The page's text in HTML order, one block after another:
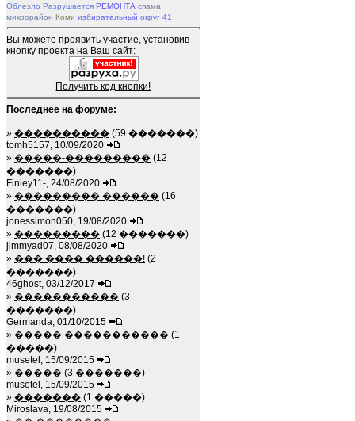
Облезло Разрушается РЕМОНТА спама
микрорайон Коми избирательный округ 41
Вы можете проявить участие, установив
кнопку проекта на Ваш сайт:
Получить код кнопки!
Последнее на форуме:
» ���������� (59 �������)
tomh5157, 10/09/2020
» �����-��������� (12
�������)
Finley11-, 24/08/2020
» ��������� ������ (16
�������)
jonessimon050, 19/08/2020
» ��������� (12 �������)
jimmyad07, 08/08/2020
» ��� ���� ������! (2
�������)
46ghost, 03/12/2017
» ����������� (3
�������)
Germanda, 01/10/2015
» ����� ����������� (1
�����)
musetel, 15/09/2015
» ����� (3 �������)
musetel, 15/09/2015
» ������� (1 �����)
Miroslava, 19/08/2015